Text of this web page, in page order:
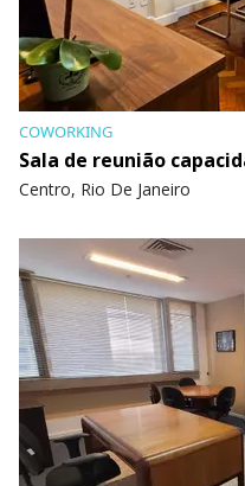
COWORKING
Sala de reunião
Centro, Rio De Janeiro